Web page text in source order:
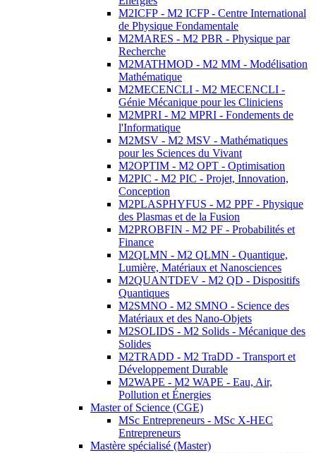
M2ICFP - M2 ICFP - Centre International
de Physique Fondamentale
M2MARES - M2 PBR - Physique par
Recherche
M2MATHMOD - M2 MM - Modélisation
Mathématique
M2MECENCLI - M2 MECENCLI -
Génie Mécanique pour les Cliniciens
M2MPRI - M2 MPRI - Fondements de
l'Informatique
M2MSV - M2 MSV - Mathématiques
pour les Sciences du Vivant
M2OPTIM - M2 OPT - Optimisation
M2PIC - M2 PIC - Projet, Innovation,
Conception
M2PLASPHYFUS - M2 PPF - Physique
des Plasmas et de la Fusion
M2PROBFIN - M2 PF - Probabilités et
Finance
M2QLMN - M2 QLMN - Quantique,
Lumière, Matériaux et Nanosciences
M2QUANTDEV - M2 QD - Dispositifs
Quantiques
M2SMNO - M2 SMNO - Science des
Matériaux et des Nano-Objets
M2SOLIDS - M2 Solids - Mécanique des
Solides
M2TRADD - M2 TraDD - Transport et
Développement Durable
M2WAPE - M2 WAPE - Eau, Air,
Pollution et Énergies
Master of Science (CGE)
MSc Entrepreneurs - MSc X-HEC
Entrepreneurs
Mastère spécialisé (Master)